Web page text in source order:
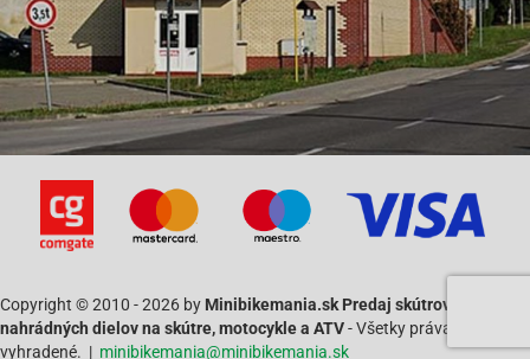
Copyright © 2010 - 2026 by Minibikemania.sk Predaj skútrov SYM a
nahrádných dielov na skútre, motocykle a ATV- Všetky práva
vyhradené. | minibikemania@minibikemania.sk